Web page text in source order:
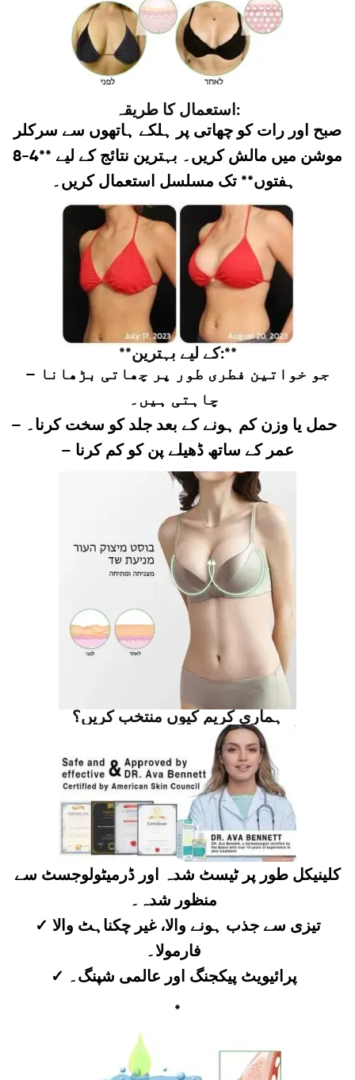
استعمال کا طریقہ:
صبح اور رات کو چھاتی پر ہلکے ہاتھوں سے سرکلر
موشن میں مالش کریں۔ بہترین نتائج کے لیے **4-8
**کے لیے بہترین:**
– جو خواتین فطری طور پر چھاتی بڑھانا
– حمل یا وزن کم ہونے کے بعد جلد کو سخت کرنا۔
– عمر کے ساتھ ڈھیلے پن کو کم کرنا
ہماری کریم کیوں منتخب کریں؟
کلینیکل طور پر ٹیسٹ شدہ اور ڈرمیٹولوجسٹ سے
✓ تیزی سے جذب ہونے والا، غیر چکناہٹ والا
✓ پرائیویٹ پیکجنگ اور عالمی شپنگ۔
*